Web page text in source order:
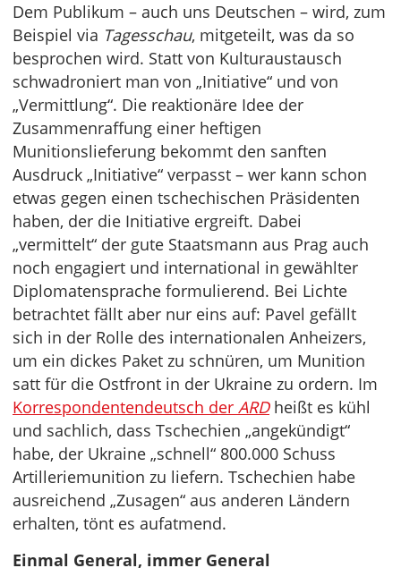
Dem Publikum – auch uns Deutschen – wird, zum
Beispiel via Tagesschau, mitgeteilt, was da so
besprochen wird. Statt von Kulturaustausch
schwadroniert man von „Initiative“ und von
„Vermittlung“. Die reaktionäre Idee der
Zusammenraffung einer heftigen
Munitionslieferung bekommt den sanften
Ausdruck „Initiative“ verpasst – wer kann schon
etwas gegen einen tschechischen Präsidenten
haben, der die Initiative ergreift. Dabei
„vermittelt“ der gute Staatsmann aus Prag auch
noch engagiert und international in gewählter
Diplomatensprache formulierend. Bei Lichte
betrachtet fällt aber nur eins auf: Pavel gefällt
sich in der Rolle des internationalen Anheizers,
um ein dickes Paket zu schnüren, um Munition
satt für die Ostfront in der Ukraine zu ordern. Im
Korrespondentendeutsch der ARDheißt es kühl
und sachlich, dass Tschechien „angekündigt“
habe, der Ukraine „schnell“ 800.000 Schuss
Artilleriemunition zu liefern. Tschechien habe
ausreichend „Zusagen“ aus anderen Ländern
erhalten, tönt es aufatmend.
Einmal General, immer General